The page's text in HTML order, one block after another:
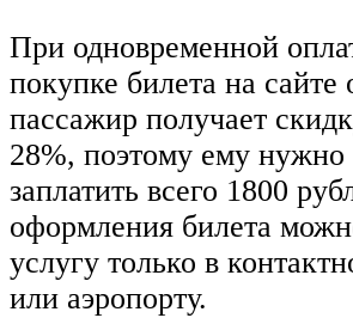
При одновременной
покупке билета на сайте
пассажир получает
28%, поэтому ему нужно
заплатить всего 1800
оформления билета
услугу только в
или аэропорту.